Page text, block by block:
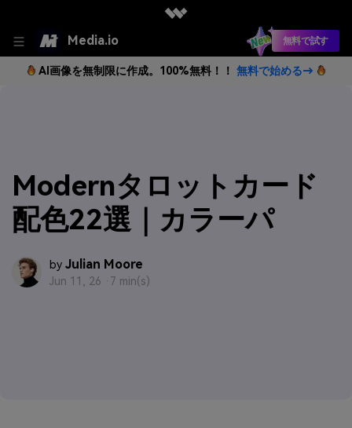
Media.io 無料で試す
AI画像を無制限に作成。100%無料！！ 無料で始める→
Modernタロットカード
配色22選｜カラーパ
by Julian Moore
Jun 11, 26 · 7 min(s)